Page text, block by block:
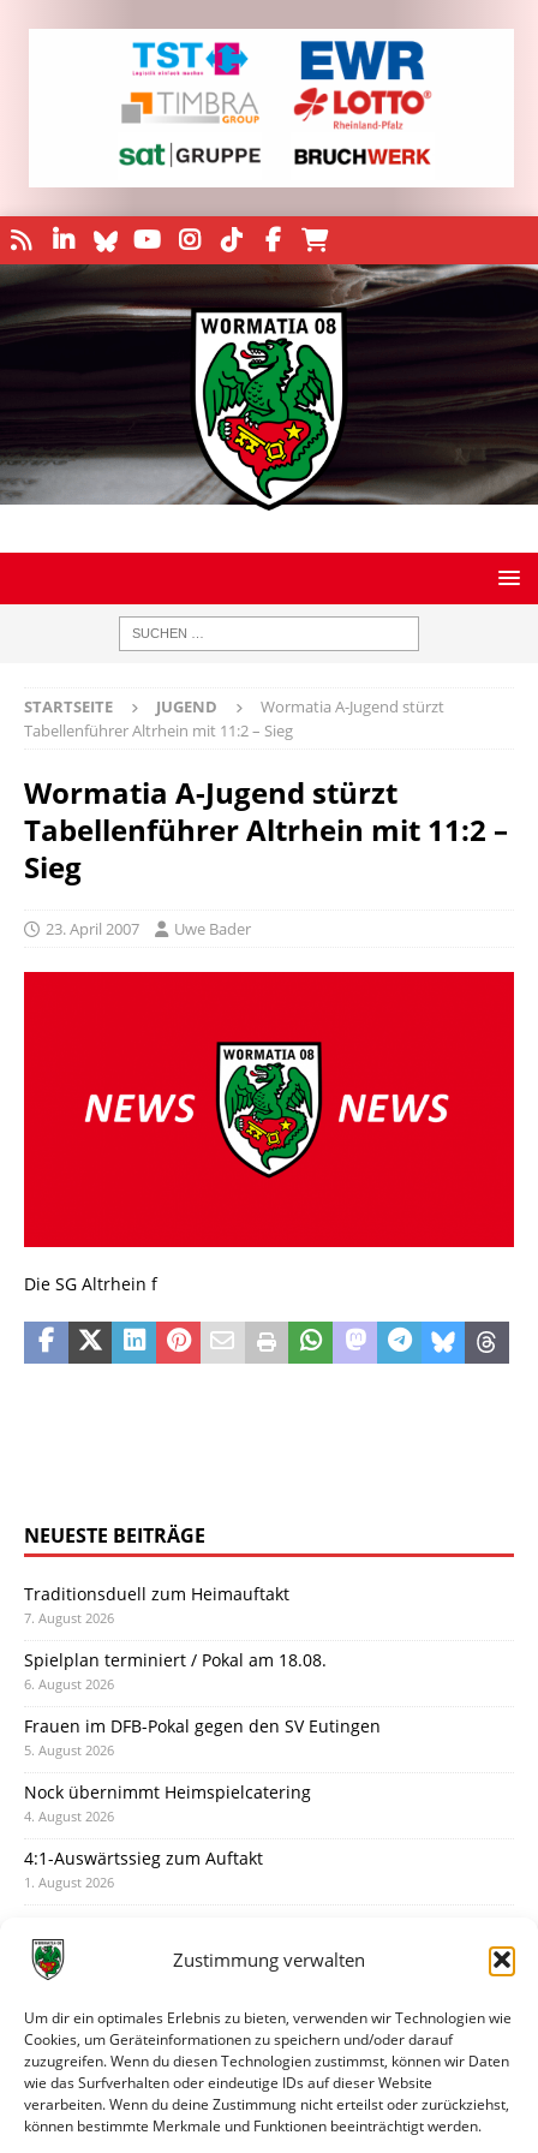
Zustimmung verwalten
Um dir ein optimales Erlebnis zu bieten, verwenden wir Technologien wie
Cookies, um Geräteinformationen zu speichern und/oder darauf
zuzugreifen. Wenn du diesen Technologien zustimmst, können wir Daten
wie das Surfverhalten oder eindeutige IDs auf dieser Website
verarbeiten. Wenn du deine Zustimmung nicht erteilst oder zurückziehst,
können bestimmte Merkmale und Funktionen beeinträchtigt werden.
STARTSEITE JUGEND
Wormatia A-Jugend stürzt
Tabellenführer Altrhein mit 11:2 – Sieg
Wormatia A-Jugend stürzt
Tabellenführer Altrhein mit 11:2 –
Sieg
23. April 2007 Uwe Bader
Die SG Altrhein f
NEUESTE BEITRÄGE
Traditionsduell zum Heimauftakt
7. August 2026
Spielplan terminiert / Pokal am 18.08.
6. August 2026
Frauen im DFB-Pokal gegen den SV Eutingen
5. August 2026
Nock übernimmt Heimspielcatering
4. August 2026
4:1-Auswärtssieg zum Auftakt
1. August 2026
31. Juli 2026
30. Juli 2026
Deine Spielminute: 89+1
28. Juli 2026
Neuer Rückensponsor